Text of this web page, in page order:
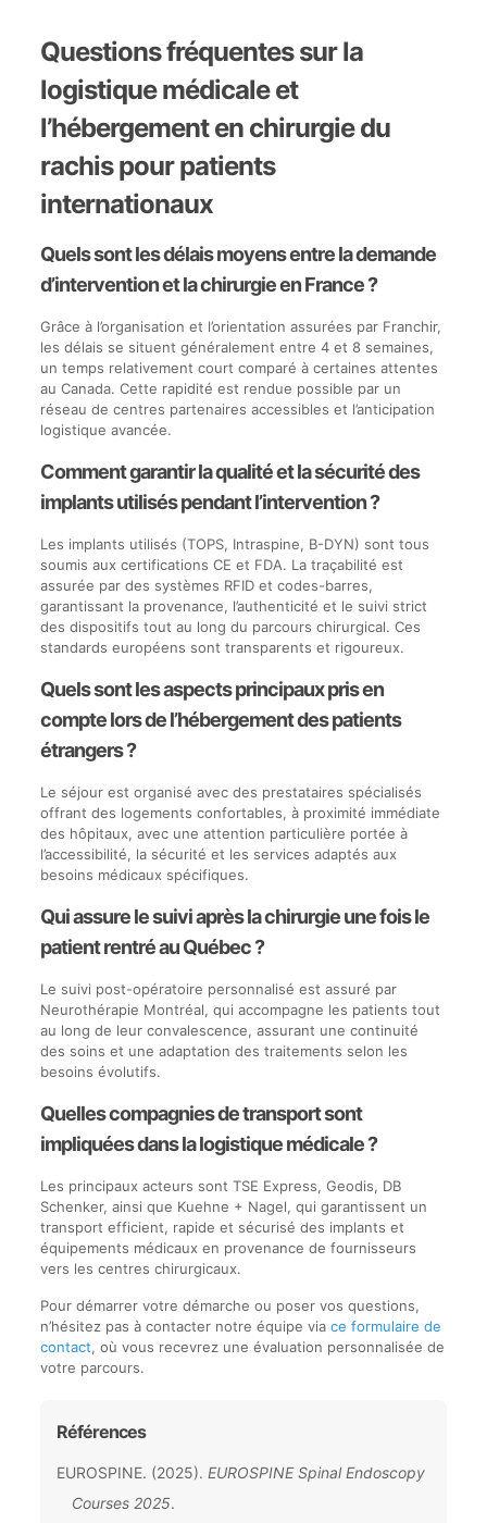
Questions fréquentes sur la
logistique médicale et
l’hébergement en chirurgie du
rachis pour patients
internationaux
Quels sont les délais moyens entre la demande
d’intervention et la chirurgie en France ?
Grâce à l’organisation et l’orientation assurées par Franchir,
les délais se situent généralement entre 4 et 8 semaines,
un temps relativement court comparé à certaines attentes
au Canada. Cette rapidité est rendue possible par un
réseau de centres partenaires accessibles et l’anticipation
logistique avancée.
Comment garantir la qualité et la sécurité des
implants utilisés pendant l’intervention ?
Les implants utilisés (TOPS, Intraspine, B-DYN) sont tous
soumis aux certifications CE et FDA. La traçabilité est
assurée par des systèmes RFID et codes-barres,
garantissant la provenance, l’authenticité et le suivi strict
des dispositifs tout au long du parcours chirurgical. Ces
standards européens sont transparents et rigoureux.
Quels sont les aspects principaux pris en
compte lors de l’hébergement des patients
étrangers ?
Le séjour est organisé avec des prestataires spécialisés
offrant des logements confortables, à proximité immédiate
des hôpitaux, avec une attention particulière portée à
l’accessibilité, la sécurité et les services adaptés aux
besoins médicaux spécifiques.
Qui assure le suivi après la chirurgie une fois le
patient rentré au Québec ?
Le suivi post-opératoire personnalisé est assuré par
Neurothérapie Montréal, qui accompagne les patients tout
au long de leur convalescence, assurant une continuité
des soins et une adaptation des traitements selon les
besoins évolutifs.
Quelles compagnies de transport sont
impliquées dans la logistique médicale ?
Les principaux acteurs sont TSE Express, Geodis, DB
Schenker, ainsi que Kuehne + Nagel, qui garantissent un
transport efficient, rapide et sécurisé des implants et
équipements médicaux en provenance de fournisseurs
vers les centres chirurgicaux.
Pour démarrer votre démarche ou poser vos questions,
n’hésitez pas à contacter notre équipe via ce formulaire de
contact, où vous recevrez une évaluation personnalisée de
votre parcours.
Références
EUROSPINE. (2025). EUROSPINE Spinal Endoscopy
Courses 2025.